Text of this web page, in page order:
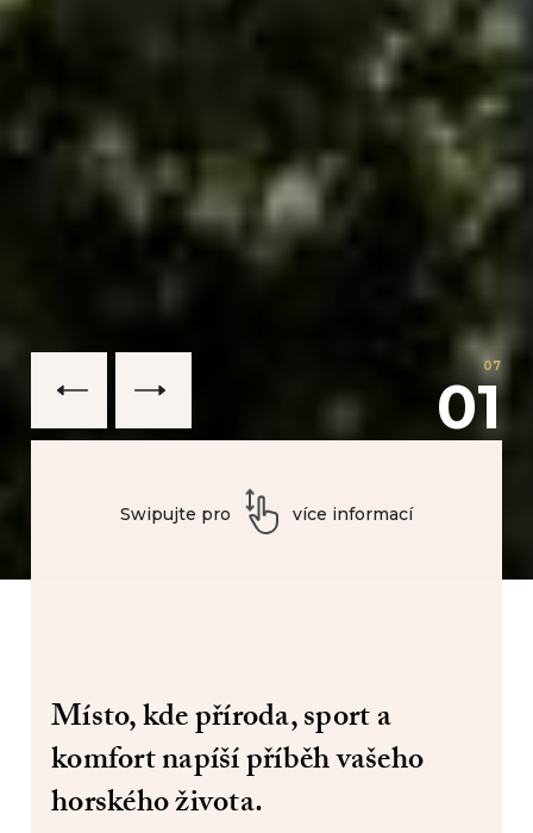
07
02
Swipujte pro více informací
Místo, kde příroda, sport a
komfort napíší příběh vašeho
horského života.